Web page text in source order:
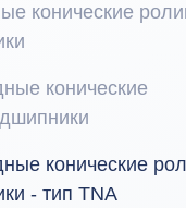
конические
конические
конические
- тип TNA